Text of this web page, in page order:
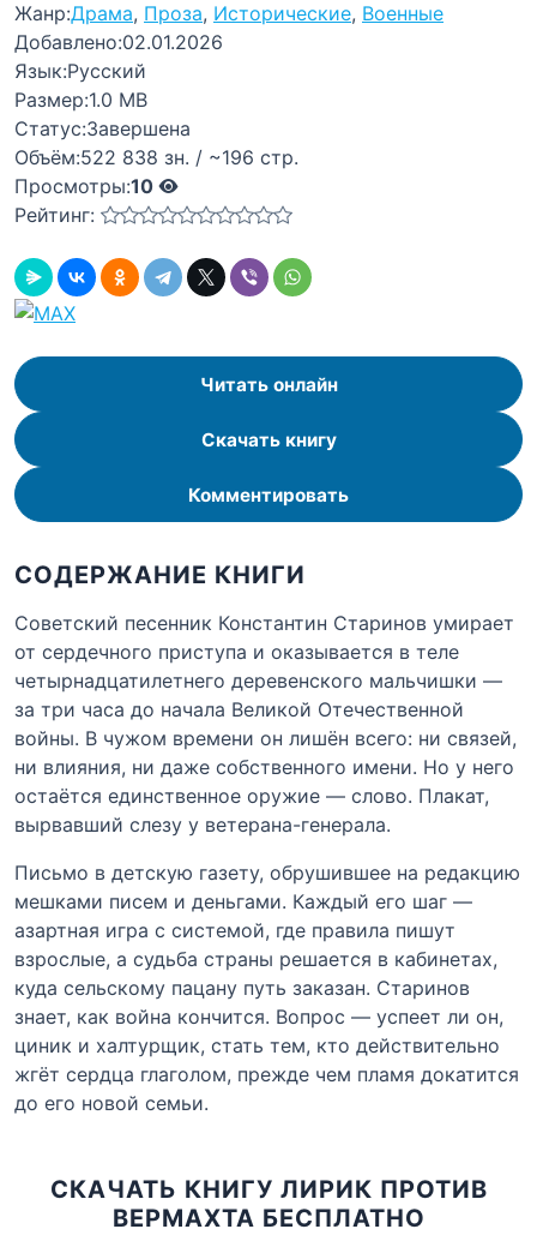
Жанр:Драма, Проза, Исторические, Военные
Добавлено:02.01.2026
Язык:Русский
Размер:1.0 MB
Статус:Завершена
Объём:522 838 зн. / ~196 стр.
Просмотры:10
Рейтинг:
Читать онлайн
Скачать книгу
Комментировать
СОДЕРЖАНИЕ КНИГИ
Советский песенник Константин Старинов умирает
от сердечного приступа и оказывается в теле
четырнадцатилетнего деревенского мальчишки —
за три часа до начала Великой Отечественной
войны. В чужом времени он лишён всего: ни связей,
ни влияния, ни даже собственного имени. Но у него
остаётся единственное оружие — слово. Плакат,
вырвавший слезу у ветерана-генерала.
Письмо в детскую газету, обрушившее на редакцию
мешками писем и деньгами. Каждый его шаг —
азартная игра с системой, где правила пишут
взрослые, а судьба страны решается в кабинетах,
куда сельскому пацану путь заказан. Старинов
знает, как война кончится. Вопрос — успеет ли он,
циник и халтурщик, стать тем, кто действительно
жгёт сердца глаголом, прежде чем пламя докатится
до его новой семьи.
СКАЧАТЬ КНИГУ ЛИРИК ПРОТИВ
ВЕРМАХТА БЕСПЛАТНО